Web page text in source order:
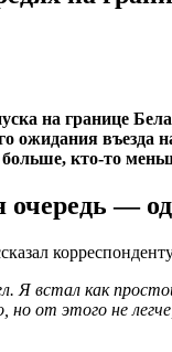
на границе
ожидания въезда
больше, кто-то
очередь —
Я встал как
но от этого не